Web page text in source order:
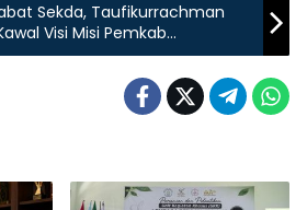
Sekda, Taufikurrachman
Visi Misi Pemkab